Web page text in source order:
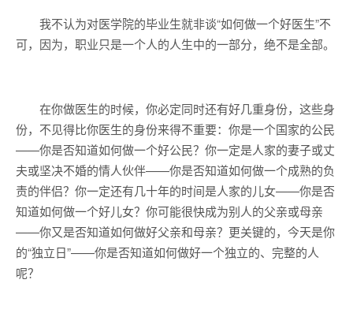
我不认为对医学院的毕业生就非谈“如何做一个好医生”不
可，因为，职业只是一个人的人生中的一部分，绝不是全部。
在你做医生的时候，你必定同时还有好几重身份，这些身
份，不见得比你医生的身份来得不重要：你是一个国家的公民
——你是否知道如何做一个好公民？你一定是人家的妻子或丈
夫或坚决不婚的情人伙伴——你是否知道如何做一个成熟的负
责的伴侣？你一定还有几十年的时间是人家的儿女——你是否
知道如何做一个好儿女？你可能很快成为别人的父亲或母亲
——你又是否知道如何做好父亲和母亲？更关键的，今天是你
的“独立日”——你是否知道如何做好一个独立的、完整的人
呢？